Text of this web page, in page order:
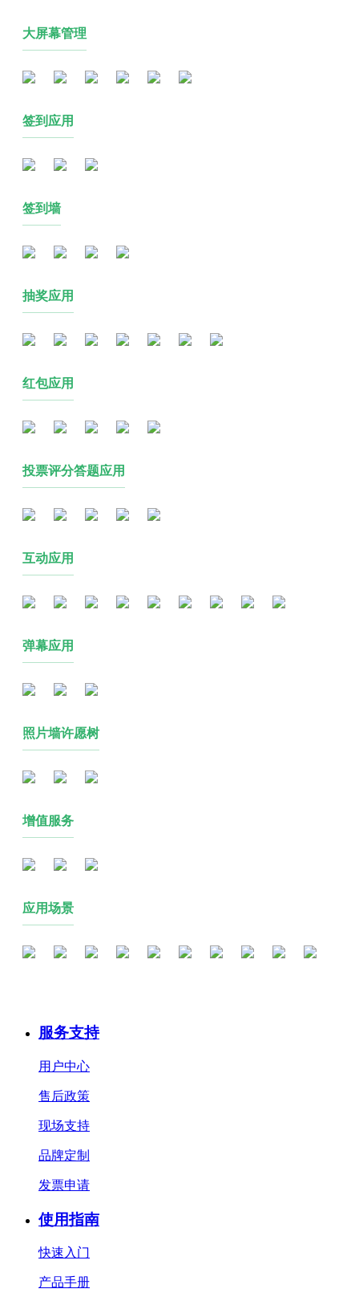
大屏幕管理
签到应用
签到墙
抽奖应用
红包应用
投票评分答题应用
互动应用
弹幕应用
照片墙许愿树
增值服务
应用场景
服务支持
用户中心
售后政策
现场支持
品牌定制
发票申请
使用指南
快速入门
产品手册